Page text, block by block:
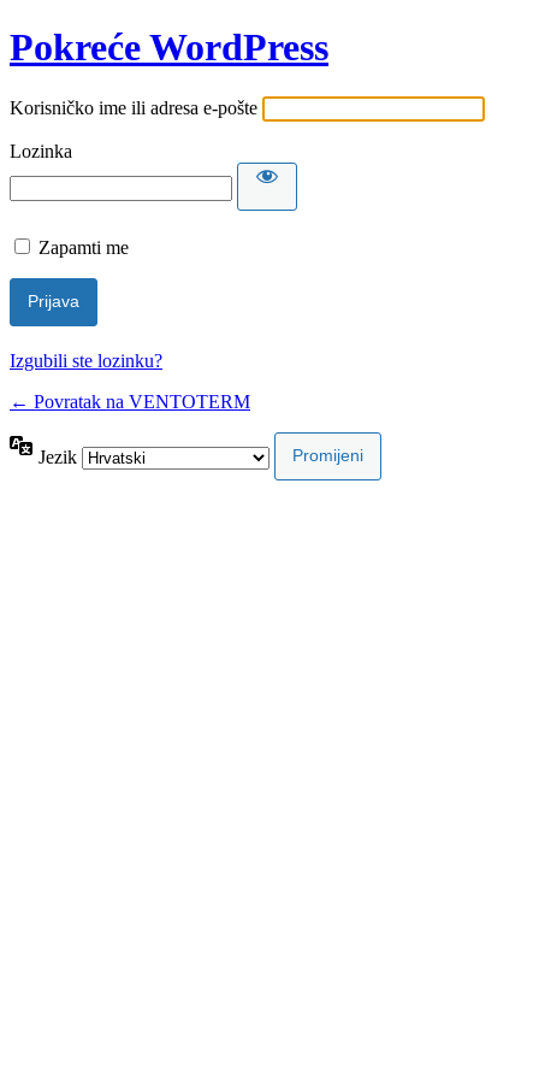
Pokreće WordPress
Korisničko ime ili adresa e-pošte
Lozinka
Zapamti me
Izgubili ste lozinku?
← Povratak na VENTOTERM
Jezik